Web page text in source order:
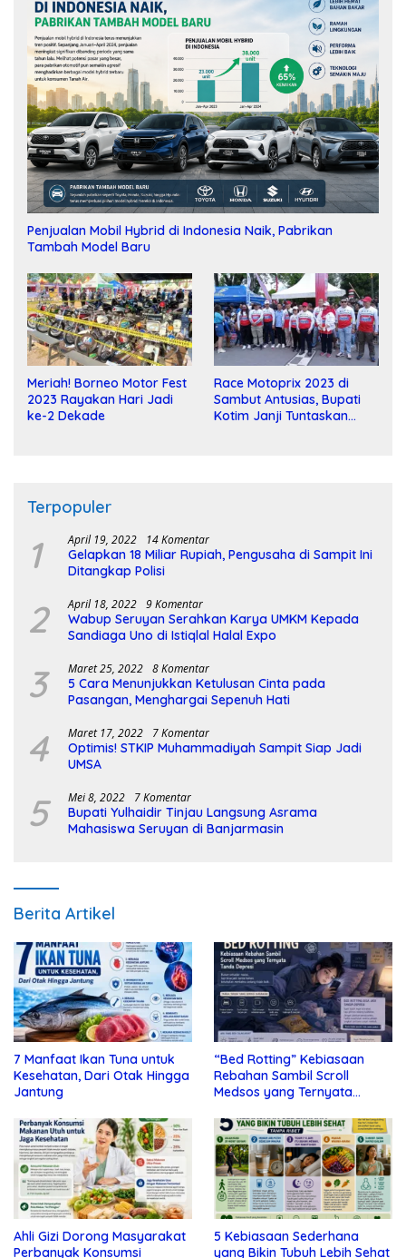
Penjualan Mobil Hybrid di Indonesia Naik, Pabrikan
Tambah Model Baru
Meriah! Borneo Motor Fest
2023 Rayakan Hari Jadi
ke-2 Dekade
Race Motoprix 2023 di
Sambut Antusias, Bupati
Kotim Janji Tuntaskan
Terpopuler
1 April 19, 2022 14 Komentar
Gelapkan 18 Miliar Rupiah, Pengusaha di Sampit Ini
Ditangkap Polisi
2 April 18, 2022 9 Komentar
Wabup Seruyan Serahkan Karya UMKM Kepada
Sandiaga Uno di Istiqlal Halal Expo
3 Maret 25, 2022 8 Komentar
5 Cara Menunjukkan Ketulusan Cinta pada
Pasangan, Menghargai Sepenuh Hati
4 Maret 17, 2022 7 Komentar
Optimis! STKIP Muhammadiyah Sampit Siap Jadi
UMSA
5 Mei 8, 2022 7 Komentar
Bupati Yulhaidir Tinjau Langsung Asrama
Mahasiswa Seruyan di Banjarmasin
Berita Artikel
7 Manfaat Ikan Tuna untuk
Kesehatan, Dari Otak Hingga
Jantung
“Bed Rotting” Kebiasaan
Rebahan Sambil Scroll
Medsos yang Ternyata
Ahli Gizi Dorong Masyarakat
Perbanyak Konsumsi
5 Kebiasaan Sederhana
yang Bikin Tubuh Lebih Sehat